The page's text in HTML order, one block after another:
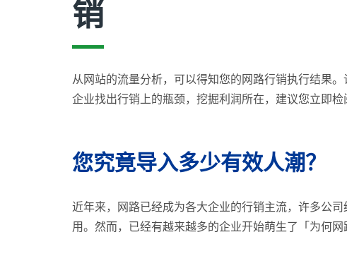
销
从网站的流量分析，可以得知您的网路行销执行结果
企业找出行销上的瓶颈，挖掘利润所在，建议您立即检
您究竟导入多少有效人潮？
近年来，网路已经成为各大企业的行销主流，许多公
用。然而，已经有越来越多的企业开始萌生了「为何